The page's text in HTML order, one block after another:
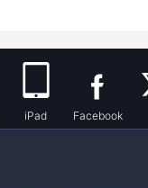
iPad Facebook